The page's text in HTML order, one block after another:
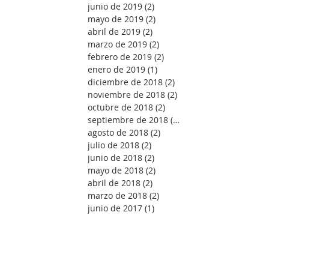
junio de 2019 (2)
mayo de 2019 (2)
abril de 2019 (2)
marzo de 2019 (2)
febrero de 2019 (2)
enero de 2019 (1)
diciembre de 2018 (2)
noviembre de 2018 (2)
octubre de 2018 (2)
septiembre de 2018 (1)
agosto de 2018 (2)
julio de 2018 (2)
junio de 2018 (2)
mayo de 2018 (2)
abril de 2018 (2)
marzo de 2018 (2)
junio de 2017 (1)